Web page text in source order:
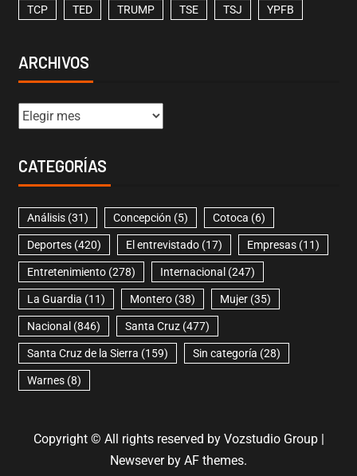
TCP TED TRUMP TSE TSJ YPFB
ARCHIVOS
CATEGORÍAS
Análisis(31) Concepción (5) Cotoca (6)
Deportes(420) El entrevistado(17) Empresas(11)
Entretenimiento(278) Internacional (247)
La Guardia (11) Montero(38) Mujer(35)
Nacional (846) Santa Cruz(477)
Santa Cruz de la Sierra (159) Sin categoría (28)
Warnes(8)
Copyright © All rights reserved by Vozstudio Group |
Newseverby AF themes.